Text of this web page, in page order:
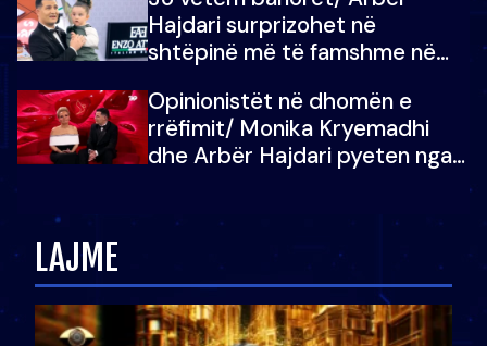
Hajdari surprizohet në
shtëpinë më të famshme në
vajzën e tij
Opinionistët në dhomën e
rrëfimit/ Monika Kryemadhi
dhe Arbër Hajdari pyeten nga
LAJME